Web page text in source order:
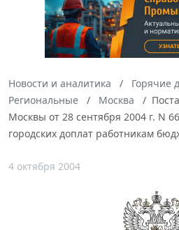
Новости и аналитика
Горячие
Региональные
Москва
Москвы от 28 сентября 2004 г. N
городских доплат работникам
4 октября 2004